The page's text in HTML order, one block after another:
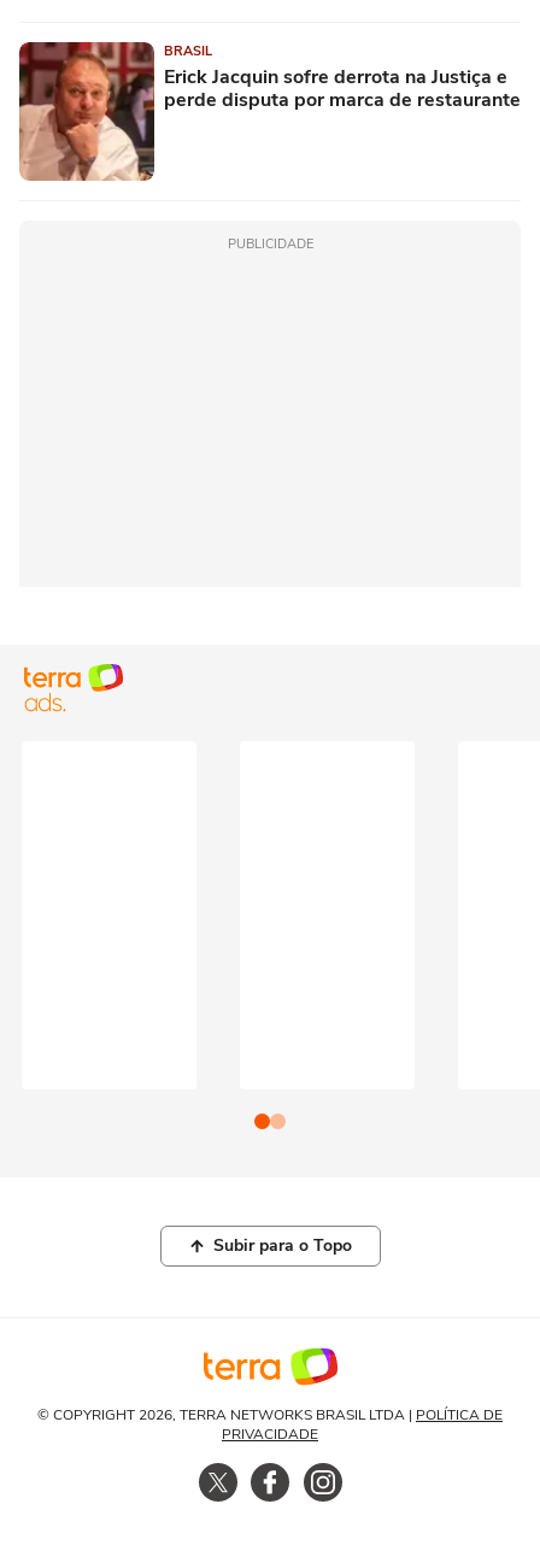
BRASIL
Erick Jacquin sofre derrota na Justiça e
perde disputa por marca de restaurante
PUBLICIDADE
Subir para o Topo
© COPYRIGHT 2026, TERRA NETWORKS BRASIL LTDA | POLÍTICA DE
PRIVACIDADE